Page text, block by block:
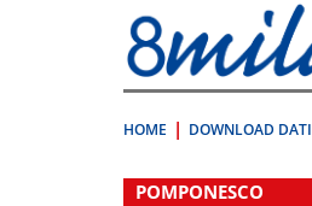
direttamente
a:
Contenuto
HOME DOWNLOAD DATI
.
POMPONESCO